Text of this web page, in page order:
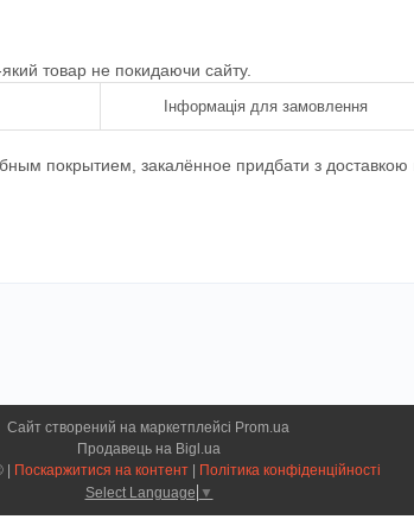
товар не покидаючи сайту.
Інформація для замовлення
покрытием, закалённое придбати з доставкою
Сайт створений на маркетплейсі Prom.ua
Продавець на Bigl.ua
Поскаржитися на контент
Політика конфіденційності
Select Language ▼